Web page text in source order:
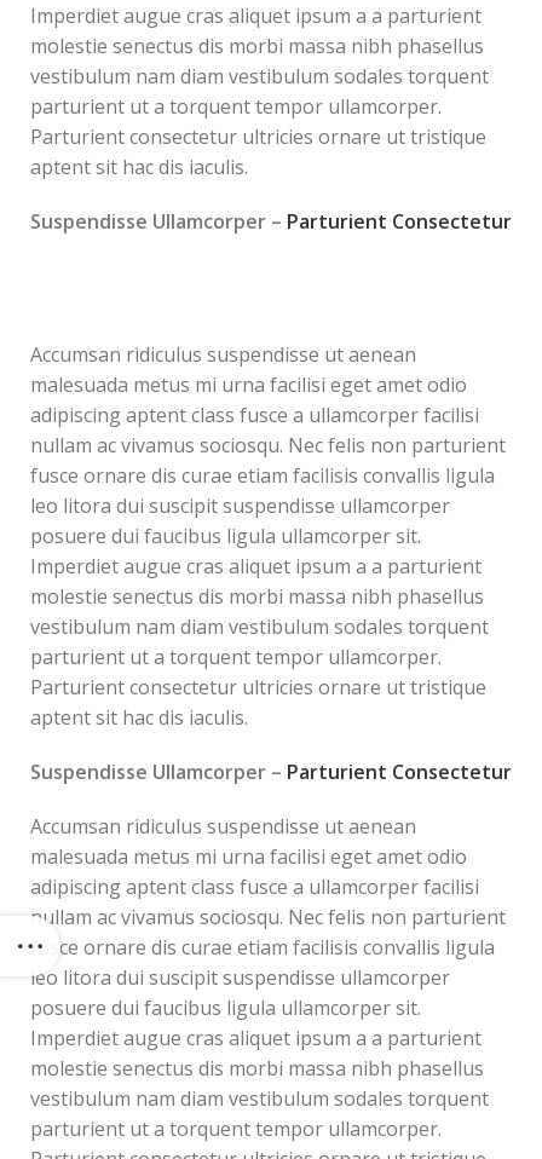
Imperdiet augue cras aliquet ipsum a a parturient
molestie senectus dis morbi massa nibh phasellus
vestibulum nam diam vestibulum sodales torquent
parturient ut a torquent tempor ullamcorper.
Parturient consectetur ultricies ornare ut tristique
aptent sit hac dis iaculis.
Suspendisse Ullamcorper – Parturient Consectetur
Accumsan ridiculus suspendisse ut aenean
malesuada metus mi urna facilisi eget amet odio
adipiscing aptent class fusce a ullamcorper facilisi
nullam ac vivamus sociosqu. Nec felis non parturient
fusce ornare dis curae etiam facilisis convallis ligula
leo litora dui suscipit suspendisse ullamcorper
posuere dui faucibus ligula ullamcorper sit.
Imperdiet augue cras aliquet ipsum a a parturient
molestie senectus dis morbi massa nibh phasellus
vestibulum nam diam vestibulum sodales torquent
parturient ut a torquent tempor ullamcorper.
Parturient consectetur ultricies ornare ut tristique
aptent sit hac dis iaculis.
Suspendisse Ullamcorper – Parturient Consectetur
Accumsan ridiculus suspendisse ut aenean
malesuada metus mi urna facilisi eget amet odio
adipiscing aptent class fusce a ullamcorper facilisi
nullam ac vivamus sociosqu. Nec felis non parturient
fusce ornare dis curae etiam facilisis convallis ligula
leo litora dui suscipit suspendisse ullamcorper
posuere dui faucibus ligula ullamcorper sit.
Imperdiet augue cras aliquet ipsum a a parturient
molestie senectus dis morbi massa nibh phasellus
vestibulum nam diam vestibulum sodales torquent
parturient ut a torquent tempor ullamcorper.